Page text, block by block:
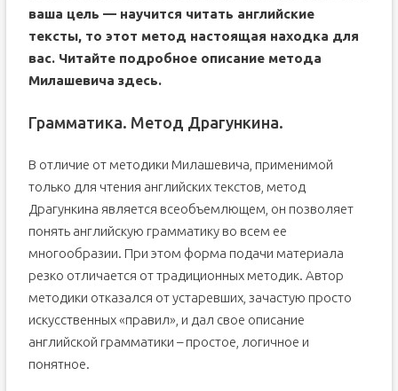
ваша цель — научится читать английские
тексты, то этот метод настоящая находка для
вас. Читайте подробное описание метода
Милашевича здесь.
Грамматика. Метод Драгункина.
В отличие от методики Милашевича, применимой
только для чтения английских текстов, метод
Драгункина является всеобъемлющем, он позволяет
понять английскую грамматику во всем ее
многообразии. При этом форма подачи материала
резко отличается от традиционных методик. Автор
методики отказался от устаревших, зачастую просто
искусственных «правил», и дал свое описание
английской грамматики – простое, логичное и
понятное.